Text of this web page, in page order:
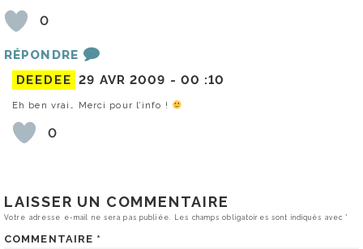
0
RÉPONDRE
DEEDEE 29 AVR 2009 - 00 :10
Eh ben vrai… Merci pour l’info !
0
LAISSER UN COMMENTAIRE
Votre adresse e-mail ne sera pas publiée. Les champs obligatoires sont indiqués avec*
COMMENTAIRE *